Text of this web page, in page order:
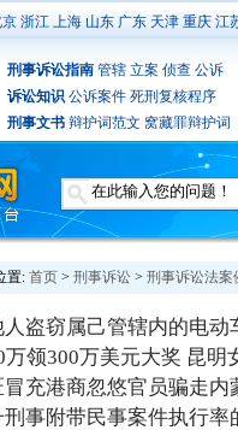
浙江 上海 山东 广东 天津 重庆 江
刑事诉讼指南 管辖 立案 侦查 公诉
诉讼知识 公诉案件 死刑复核程序
刑事文书 辩护词范文 窝藏罪辩护词
置: 首页 > 刑事诉讼 > 刑事诉讼法案
人盗窃属己管辖内的电动
万领300万美元大奖 昆明
冒充港商忽悠官员骗走内
刑事附带民事案件执行率